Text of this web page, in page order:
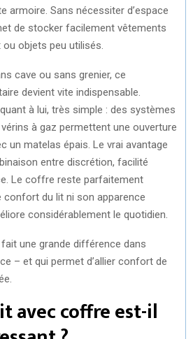
armoire. Sans nécessiter d’espace
de stocker facilement vêtements
objets peu utilisés.
cave ou sans grenier, ce
devient vite indispensable.
à lui, très simple : des systèmes
à gaz permettent une ouverture
un matelas épais. Le vrai avantage
entre discrétion, facilité
Le coffre reste parfaitement
confort du lit ni son apparence
considérablement le quotidien.
une grande différence dans
– et qui permet d’allier confort de
avec coffre est-il